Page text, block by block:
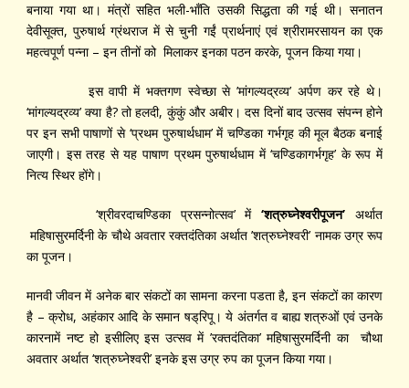
बनाया गया था। मंत्रों सहित भली-भॉंति उसकी सिद्धता की गई थी। सनातन
देवीसूक्त, पुरुषार्थ ग्रंथराज में से चुनी गईं प्रार्थनाएं एवं श्रीरामरसायन का एक
महत्वपूर्ण पन्ना – इन तीनों को मिलाकर इनका पठन करके, पूजन किया गया।
इस वापी में भक्तगण स्वेच्छा से ’मांगल्यद्रव्य’ अर्पण कर रहे थे।
‘मांगल्यद्रव्य’ क्या है? तो हलदी, कुंकुं और अबीर। दस दिनों बाद उत्सव संपन्न होने
पर इन सभी पाषाणों से ‘प्रथम पुरुषार्थधाम’ में चण्डिका गर्भगृह की मूल बैठक बनाई
जाएगी। इस तरह से यह पाषाण प्रथम पुरुषार्थधाम में ‘चण्डिकागर्भगृह’ के रूप में
नित्य स्थिर होंगे।
‘श्रीवरदाचण्डिका प्रसन्नोत्सव’ में‘शत्रुघ्नेश्वरीपूजन’अर्थात
महिषासुरमर्दिनी के चौथे अवतार रक्तदंतिका अर्थात ’शत्रुघ्नेश्वरी’ नामक उग्र रूप
का पूजन।
मानवी जीवन में अनेक बार संकटों का सामना करना पडता है, इन संकटों का कारण
है – क्रोध, अहंकार आदि के समान षड्‌रिपू। ये अंतर्गत व बाह्य शत्रुओं एवं उनके
कारनामें नष्ट हो इसीलिए इस उत्सव में ’रक्तदंतिका’ महिषासुरमर्दिनी का चौथा
अवतार अर्थात ‘शत्रुघ्नेश्वरी’ इनके इस उग्र रुप का पूजन किया गया।